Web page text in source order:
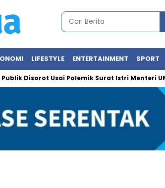
LIFESTYLE ENTERTAINMENT SPORT
Usai Polemik Surat Istri Menteri UMKM